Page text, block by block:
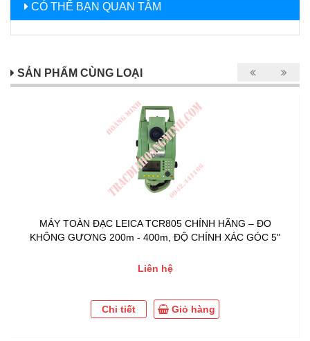
CÓ THỂ BẠN QUAN TÂM
SẢN PHẨM CÙNG LOẠI
MÁY TOÀN ĐẠC LEICA TCR805 CHÍNH HÃNG – ĐO
KHÔNG GƯƠNG 200m - 400m, ĐỘ CHÍNH XÁC GÓC 5"
Liên hệ
Chi tiết Giỏ hàng